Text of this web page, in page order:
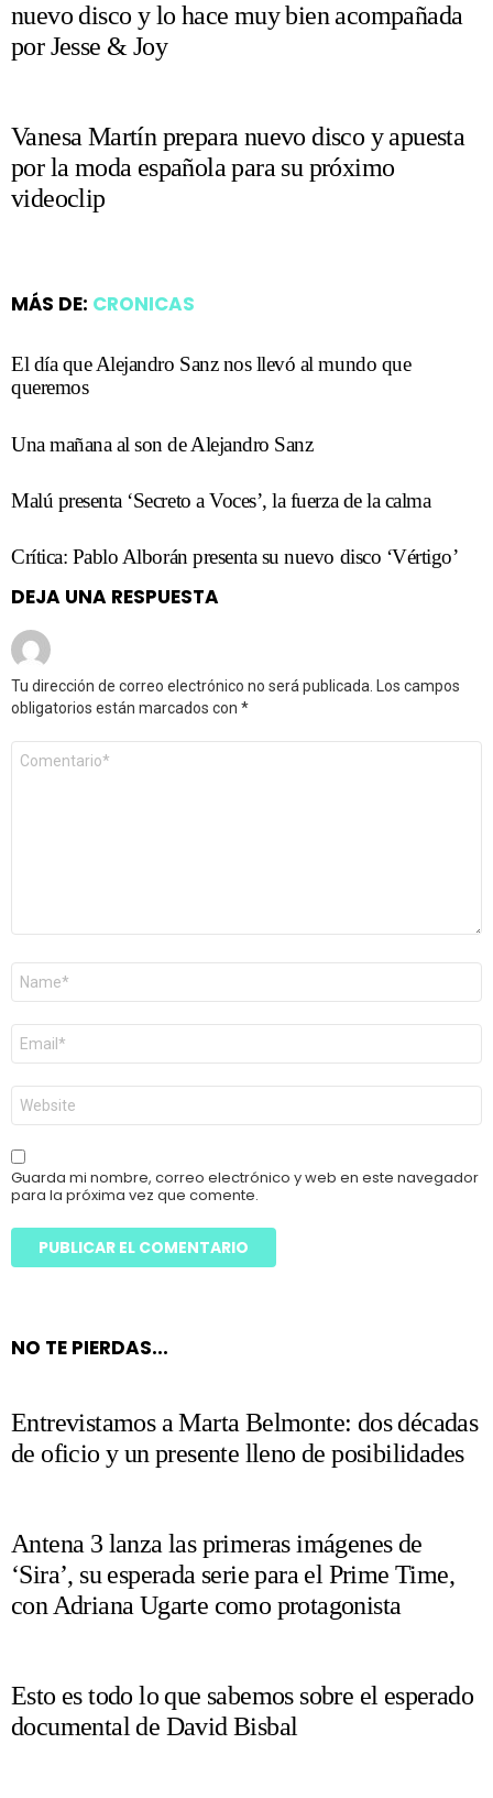
nuevo disco y lo hace muy bien acompañada
por Jesse & Joy
Vanesa Martín prepara nuevo disco y apuesta
por la moda española para su próximo
videoclip
MÁS DE: CRONICAS
El día que Alejandro Sanz nos llevó al mundo que
queremos
Una mañana al son de Alejandro Sanz
Malú presenta ‘Secreto a Voces’, la fuerza de la calma
Crítica: Pablo Alborán presenta su nuevo disco ‘Vértigo’
DEJA UNA RESPUESTA
Tu dirección de correo electrónico no será publicada.
Los campos
obligatorios están marcados con *
Comentario
Nombre
Correo
electrónico
*
Web
Guarda mi nombre, correo electrónico y web en este navegador
para la próxima vez que comente.
NO TE PIERDAS...
Entrevistamos a Marta Belmonte: dos décadas
de oficio y un presente lleno de posibilidades
Antena 3 lanza las primeras imágenes de
‘Sira’, su esperada serie para el Prime Time,
con Adriana Ugarte como protagonista
Esto es todo lo que sabemos sobre el esperado
documental de David Bisbal